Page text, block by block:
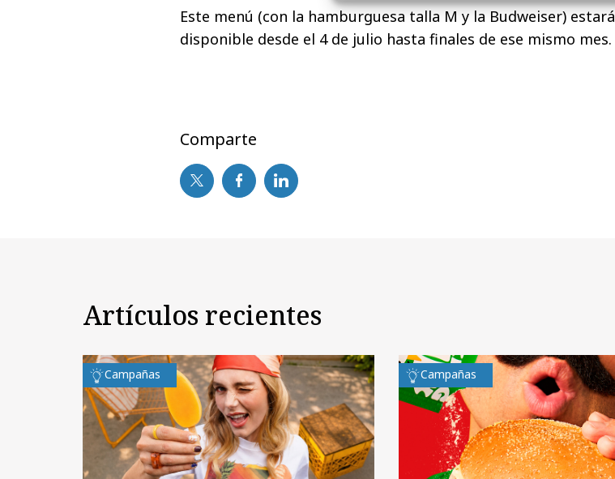
Este menú (con la hamburguesa talla M y la Budweiser) estará
disponible desde el 4 de julio hasta finales de ese mismo mes.
Comparte
Artículos recientes
Campañas Campañas